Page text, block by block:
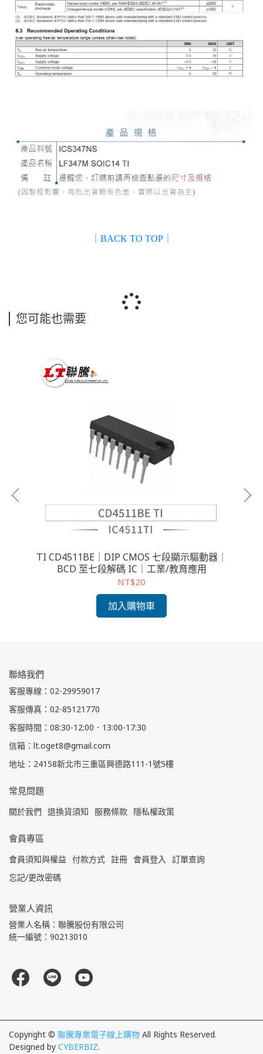
｜BACK TO TOP｜
您可能也需要
TI CD4511BE｜DIP CMOS 七段顯示驅動器｜
BCD 至七段解碼 IC｜工業/教育應用
NT$20
加入購物車
聯絡我們
客服專線：02-29959017
客服傳真：02-85121770
客服時間：08:30-12:00．13:00-17:30
信箱：lt.oget8@gmail.com
地址：24158新北市三重區興德路111-1號5樓
常見問題
關於我們 退換貨須知 服務條款 隱私權政策
會員專區
會員須知與權益 付款方式 註冊 會員登入
訂單查詢
忘記/更改密碼
營業人資訊
營業人名稱：聯騰股份有限公司
統一編號：90213010
Copyright © 聯騰專業電子線上購物 All Rights Reserved.
Designed by CYBERBIZ.